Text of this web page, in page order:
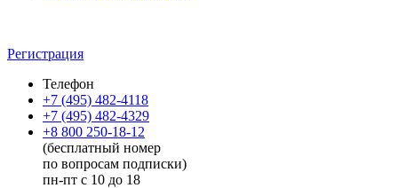
Регистрация
Телефон
+7 (495) 482-4118
+7 (495) 482-4329
+8 800 250-18-12
(бесплатный номер
по вопросам подписки)
пн-пт с 10 до 18